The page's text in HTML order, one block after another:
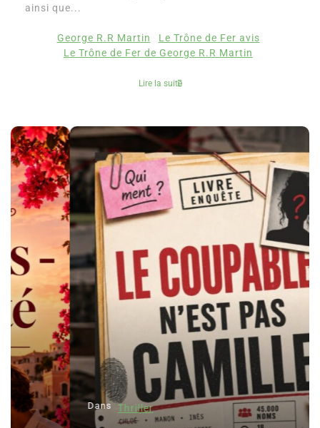
ainsi que...
George R.R Martin
Le Trône de Fer avis
Le Trône de Fer de George R.R Martin
Lire la suite
Dans Thriller